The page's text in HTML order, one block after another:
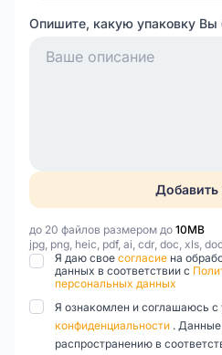
Опишите, какую упаковку Вы
Добавить
до 20 файлов размером до 10MB
jpg, png, heic, pdf, ai, cdr, doc, xls,
Я даю свое согласие на
данных в соответствии с
персональных данных
Я ознакомлен и соглашаюсь с
конфиденциальности .
распространению в